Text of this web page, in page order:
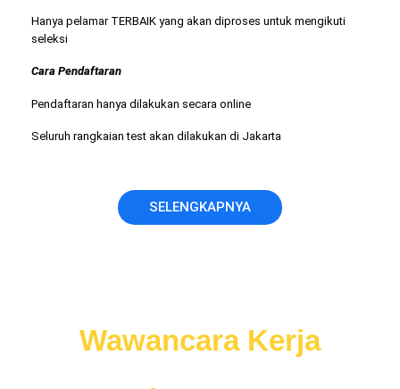
Hanya pelamar TERBAIK yang akan diproses untuk mengikuti
seleksi
Cara Pendaftaran
Pendaftaran hanya dilakukan secara online
Seluruh rangkaian test akan dilakukan di Jakarta
SELENGKAPNYA
Wawancara Kerja